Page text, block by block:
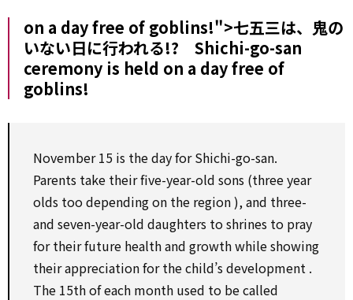
on a day free of goblins!">七五三は、鬼の
いない日に行われる!? Shichi-go-san
ceremony is held on a day free of
goblins!
November 15 is the dayforShichi-go-san.
Parents take their five-year-old sons (three year
olds toodepending on the region), and three-
and seven-year-old daughters toshrines to pray
fortheir future health and growthwhileshowing
theirappreciationforthe child’s development .
The 15th ofeach month used to be called